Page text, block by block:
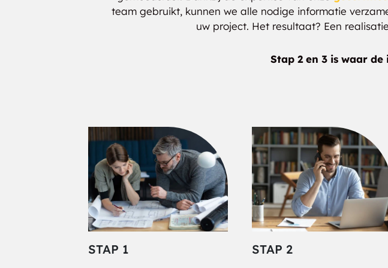
College Meadows College Park
Community
Heights
Crows Nest Crystal Pointe Cumberland
Darby Court Decatur Deep Creek
Delaware Trails Deming Deville Place
Devon Downtown
team gebruikt, kunnen we alle nodige informatie
uw project. Het resultaat? Een
Stap 2 en 3 is waar
STAP 1 STAP 2